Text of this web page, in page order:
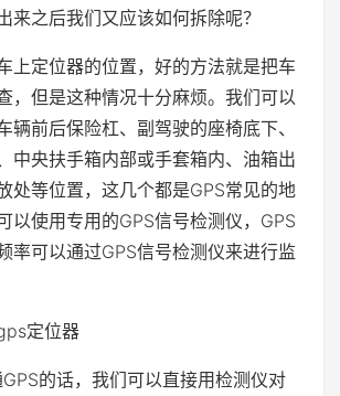
来之后我们又应该如何拆除呢？
上定位器的位置，好的方法就是把车
，但是这种情况十分麻烦。我们可以
辆前后保险杠、副驾驶的座椅底下、
中央扶手箱内部或手套箱内、油箱出
处等位置，这几个都是GPS常见的地
以使用专用的GPS信号检测仪，GPS
率可以通过GPS信号检测仪来进行监
定位器
的话，我们可以直接用检测仪对